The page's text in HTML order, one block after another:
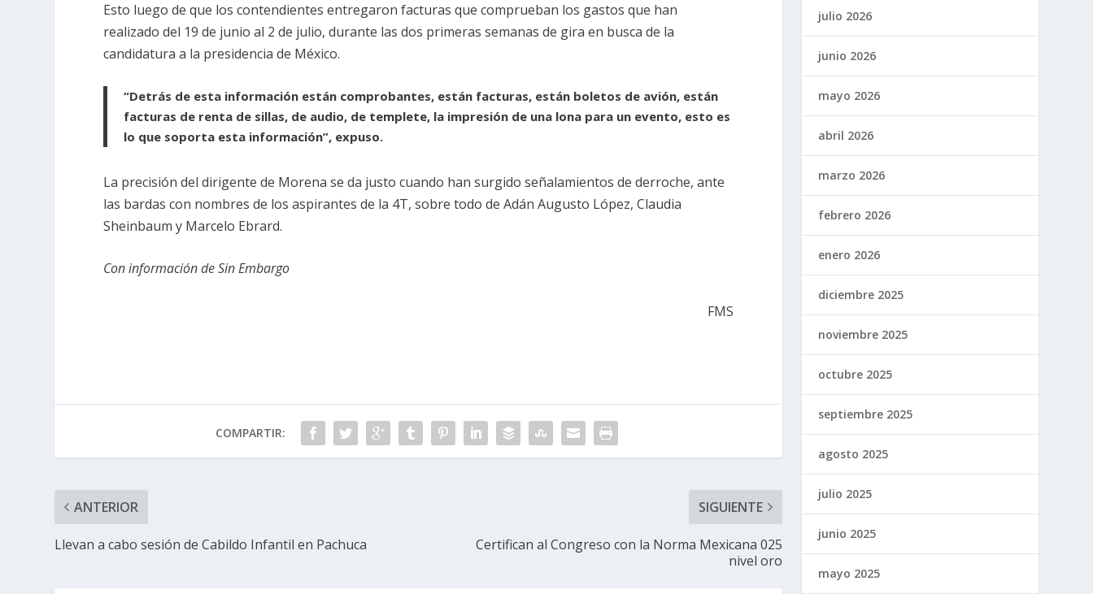
Esto luego de que los contendientes entregaron facturas que comprueban los gastos que han
realizado del 19 de junio al 2 de julio, durante las dos primeras semanas de gira en busca de la
candidatura a la presidencia de México.
“Detrás de esta información están comprobantes, están facturas, están boletos de avión, están
facturas de renta de sillas, de audio, de templete, la impresión de una lona para un evento, esto es
lo que soporta esta información”, expuso.
La precisión del dirigente de Morena se da justo cuando han surgido señalamientos de derroche, ante
las bardas con nombres de los aspirantes de la 4T, sobre todo de Adán Augusto López, Claudia
Sheinbaum y Marcelo Ebrard.
Con información de Sin Embargo
FMS
COMPARTIR:
ANTERIOR
Llevan a cabo sesión de Cabildo Infantil en Pachuca
SIGUIENTE
Certifican al Congreso con la Norma Mexicana 025
nivel oro
julio 2026
junio 2026
mayo 2026
abril 2026
marzo 2026
febrero 2026
enero 2026
diciembre 2025
noviembre 2025
octubre 2025
septiembre 2025
agosto 2025
julio 2025
junio 2025
mayo 2025